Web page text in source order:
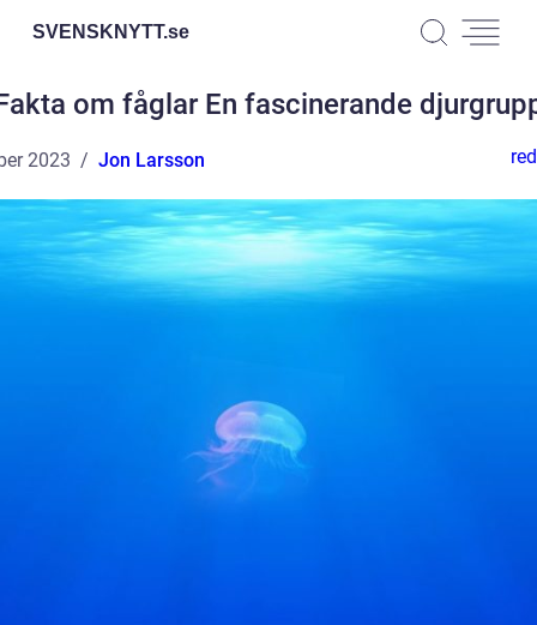
SVENSKNYTT.se
om fåglar En fascinerande
2023 Jon Larsson